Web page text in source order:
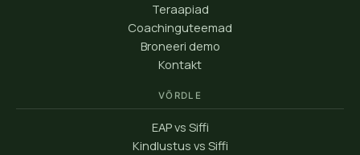
Teraapiad
Coachinguteemad
Broneeri demo
Kontakt
VÕRDLE
EAP vs Siffi
Kindlustus vs Siffi